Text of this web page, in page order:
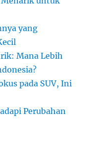
yang
Mana Lebih
pada SUV, Ini
Perubahan